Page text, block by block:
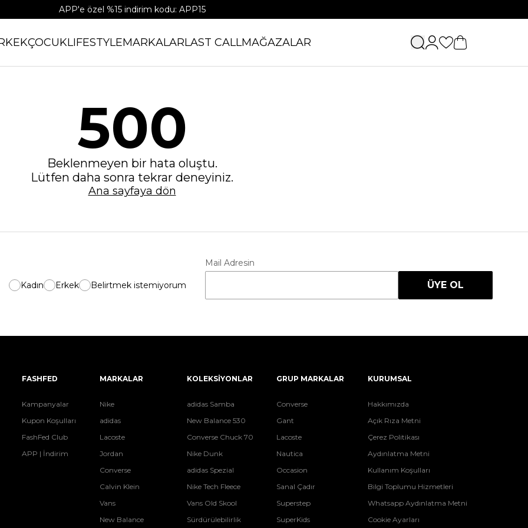
APP'e özel %15 indirim kodu: APP15
ÇOCUKLIFESTYLEMARKALARLAST CALLMAĞAZALAR
500
Beklenmeyen bir hata oluştu.
Lütfen daha sonra tekrar deneyiniz.
Ana sayfaya dön
Kadın Erkek Belirtmek istemiyorum
Mail Adresin
ÜYE OL
FASHFED
Kampanyalar
Kupon Koşulları
FashFed Club
APP | İndirim
MARKALAR
Nike
adidas
Lacoste
Jordan
Converse
Calvin Klein
Vans
New Balance
KOLEKSİYONLAR
adidas Samba
New Balance 530
Converse Chuck 70
Nike Dunk
adidas Spezial
Nike Tech Fleece
Vans Old Skool
Sürdürülebilirlik
GRUP MARKALAR
Converse
Gant
Lacoste
Nautica
Occasion
Sanal Çadır
Superstep
SuperKids
KURUMSAL
Hakkımızda
Açık Rıza Metni
Çerez Politikası
Aydınlatma Metni
Kullanım Koşulları
Bilgi Toplumu Hizmetleri
Whatsapp Aydınlatma Metni
Cookie Ayarları